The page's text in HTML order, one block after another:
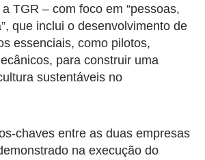
TGR – com foco em “pessoas,
que inclui o desenvolvimento de
essenciais, como pilotos,
para construir uma
sustentáveis no
chaves entre as duas empresas
na execução do